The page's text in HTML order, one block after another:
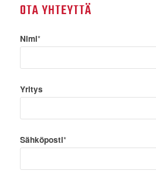
OTA YHTEYTTÄ
Nimi*
Yritys
Sähköposti*